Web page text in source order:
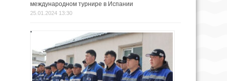
международном турнире в Испании
25.01.2024 13:30